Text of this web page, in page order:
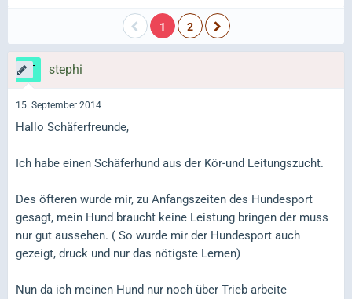
1 2
stephi
15. September 2014
Hallo Schäferfreunde,
Ich habe einen Schäferhund aus der Kör-und Leitungszucht.
Des öfteren wurde mir, zu Anfangszeiten des Hundesport
gesagt, mein Hund braucht keine Leistung bringen der muss
nur gut aussehen. ( So wurde mir der Hundesport auch
gezeigt, druck und nur das nötigste Lernen)
Nun da ich meinen Hund nur noch über Trieb arbeite